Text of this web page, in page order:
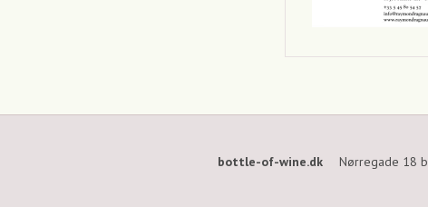
bottle-of-wine.dk Nørregade 18 b